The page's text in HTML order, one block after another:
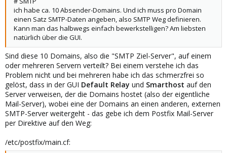
ich habe ca. 10 Absender-Domains. Und ich muss pro Domain
einen Satz SMTP-Daten angeben, also SMTP Weg definieren.
Kann man das halbwegs einfach bewerkstelligen? Am liebsten
natürlich über die GUI.
Sind diese 10 Domains, also die "SMTP Ziel-Server", auf einem
oder mehreren Servern verteilt? Bei einem verstehe ich das
Problem nicht und bei mehreren habe ich das schmerzfrei so
gelöst, dass in der GUI Default Relay und Smarthost auf den
Server verweisen, der die Domains hostet (also der eigentliche
Mail-Server), wobei eine der Domains an einen anderen, externen
SMTP-Server weitergeht - das gebe ich dem Postfix Mail-Server
per Direktive auf den Weg:
/etc/postfix/main.cf: